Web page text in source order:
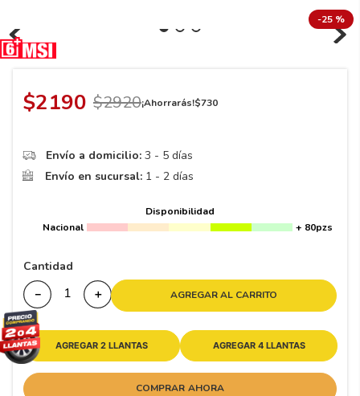
-25 %
$2190 $2920¡Ahorrarás!$730
Envío a domicilio: 3 - 5 días
Envío en sucursal: 1 - 2 días
Disponibilidad
Nacional
+ 80pzs
Cantidad
＋
－ AGREGAR AL CARRITO
AGREGAR 2 LLANTAS AGREGAR 4 LLANTAS
COMPRAR AHORA
6 185
195